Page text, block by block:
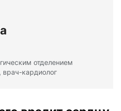
отделением
кардиолог